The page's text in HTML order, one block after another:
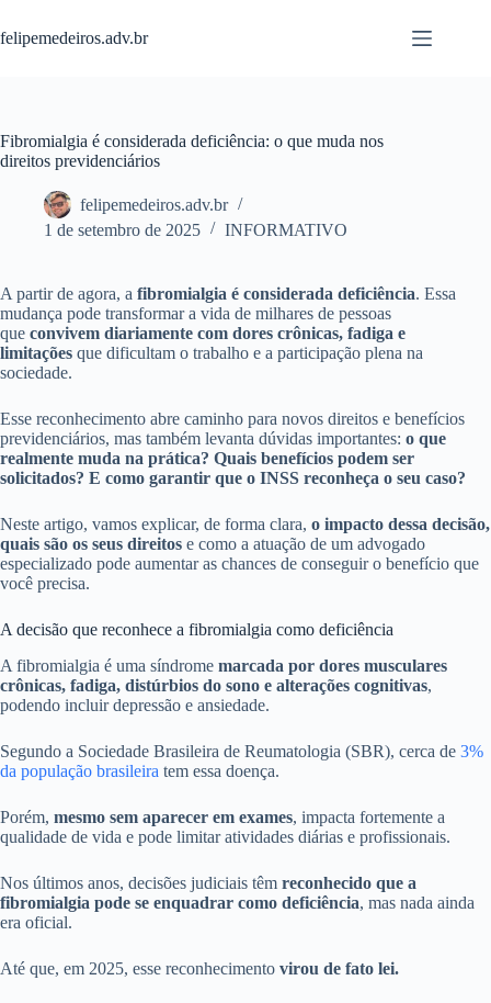
para
o
felipemedeiros.adv.br
Fibromialgia é considerada deficiência: o que muda nos
direitos previdenciários
felipemedeiros.adv.br
1 de setembro de 2025
INFORMATIVO
A partir de agora, a fibromialgia é considerada deficiência. Essa
mudança pode transformar a vida de milhares de pessoas
que convivem diariamente com dores crônicas, fadiga e
limitações que dificultam o trabalho e a participação plena na
sociedade.
Esse reconhecimento abre caminho para novos direitos e benefícios
previdenciários, mas também levanta dúvidas importantes: o que
realmente muda na prática? Quais benefícios podem ser
solicitados? E como garantir que o INSS reconheça o seu caso?
Neste artigo, vamos explicar, de forma clara, o impacto dessa decisão,
quais são os seus direitos e como a atuação de um advogado
especializado pode aumentar as chances de conseguir o benefício que
você precisa.
A decisão que reconhece a fibromialgia como deficiência
A fibromialgia é uma síndrome marcada por dores musculares
crônicas, fadiga, distúrbios do sono e alterações cognitivas,
podendo incluir depressão e ansiedade.
Segundo a Sociedade Brasileira de Reumatologia (SBR), cerca de 3%
da população brasileira tem essa doença.
Porém, mesmo sem aparecer em exames, impacta fortemente a
qualidade de vida e pode limitar atividades diárias e profissionais.
Nos últimos anos, decisões judiciais têm reconhecido que a
fibromialgia pode se enquadrar como deficiência, mas nada ainda
era oficial.
Até que, em 2025, esse reconhecimento virou de fato lei.